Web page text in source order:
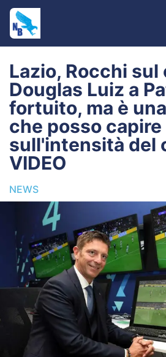
Home
News
Editoriale
Pagelle
Settore Giovanile
Lazio Women
Calciomercato
Video
Lazio, Rocchi sul
Douglas Luiz a
fortuito, ma è
che posso
sull'intensità del
VIDEO
NEWS